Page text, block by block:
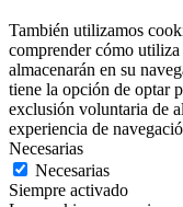
También utilizamos
comprender cómo
almacenarán en su
tiene la opción de optar
exclusión voluntaria de
experiencia de
Necesarias
Necesarias
Siempre activado